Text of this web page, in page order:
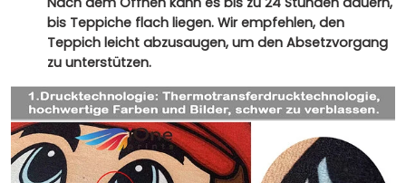
bis Teppiche flach liegen. Wir empfehlen, den
Teppich leicht abzusaugen, um den Absetzvorgang
zu unterstützen.